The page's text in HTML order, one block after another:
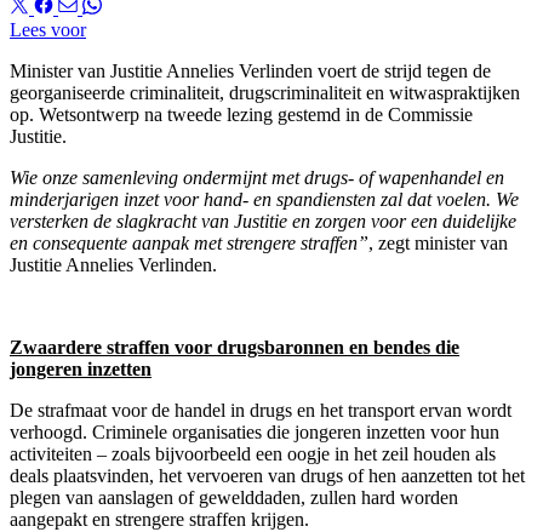
Lees voor
Minister van Justitie Annelies Verlinden voert de strijd tegen de
georganiseerde criminaliteit, drugscriminaliteit en witwaspraktijken
op. Wetsontwerp na tweede lezing gestemd in de Commissie
Justitie.
Wie onze samenleving ondermijnt met drugs- of wapenhandel en
minderjarigen inzet voor hand- en spandiensten zal dat voelen. We
versterken de slagkracht van Justitie en zorgen voor een duidelijke
en consequente aanpak met strengere straffen”, zegt minister van
Justitie Annelies Verlinden.
Zwaardere straffen voor drugsbaronnen en bendes die
jongeren inzetten
De strafmaat voor de handel in drugs en het transport ervan wordt
verhoogd. Criminele organisaties die jongeren inzetten voor hun
activiteiten – zoals bijvoorbeeld een oogje in het zeil houden als
deals plaatsvinden, het vervoeren van drugs of hen aanzetten tot het
plegen van aanslagen of gewelddaden, zullen hard worden
aangepakt en strengere straffen krijgen.